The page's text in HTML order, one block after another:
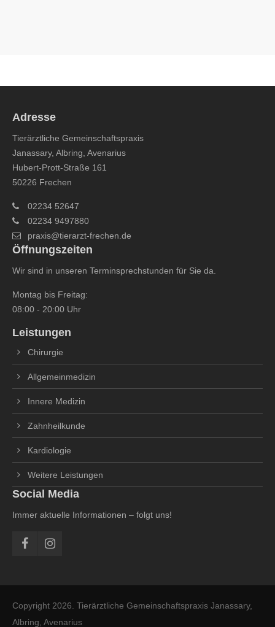
Adresse
Tierärztliche Gemeinschaftspraxis
Janassary, Albring, Avenarius
Hubert-Prott-Straße 161
50226 Frechen
02234 52647
02234 9497880
praxis@tierarzt-frechen.de
Öffnungszeiten
Wir sind in unseren Terminsprechstunden für Sie da.
Montag bis Freitag:
08:00 - 20:00 Uhr
Leistungen
Chirurgie
Allgemeinmedizin
Innere Medizin
Zahnheilkunde
Kardiologie
Weitere Leistungen
Social Media
Immer aktuelle Informationen – folgt uns!
Copyright 2026. Tierärztliche Gemeinschaftspraxis Janassary,
Albring, Avenarius